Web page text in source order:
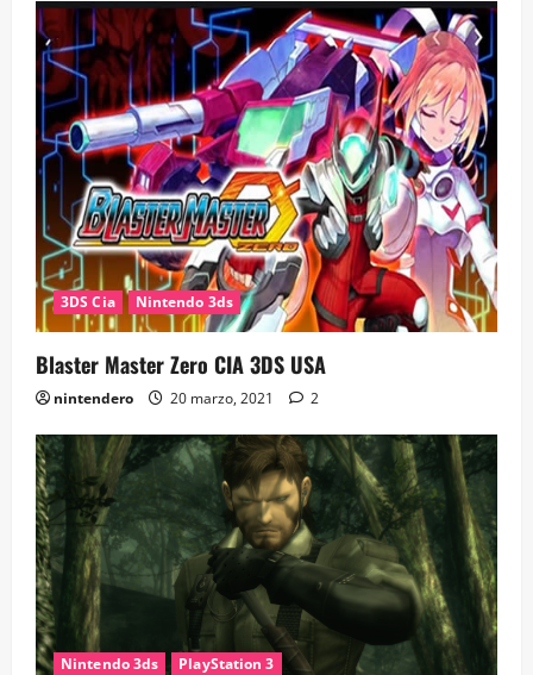
3DS Cia Nintendo 3ds
Blaster Master Zero CIA 3DS USA
nintendero 20 marzo, 2021 2
Nintendo 3ds PlayStation 3